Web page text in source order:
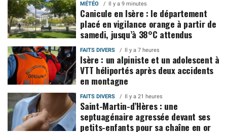
MÉTÉO Il y a 9 minutes
Canicule en Isère : le département
placé en vigilance orange à partir de
samedi, jusqu’à 38°C attendus
FAITS DIVERS Il y a 7 heures
Isère : un alpiniste et un adolescent à
VTT héliportés après deux accidents
en montagne
FAITS DIVERS Il y a 21 heures
Saint-Martin-d’Hères : une
septuagénaire agressée devant ses
petits-enfants pour sa chaîne en or